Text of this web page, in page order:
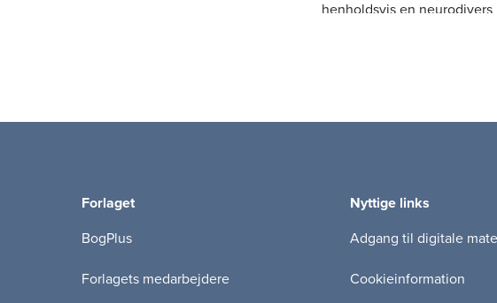
henholdsvis en
motiverende samtaler.
vigtige indsatsområder
Forlaget
BogPlus
Forlagets medarbejdere
Nyttige links
Adgang til digitale
Cookieinformation